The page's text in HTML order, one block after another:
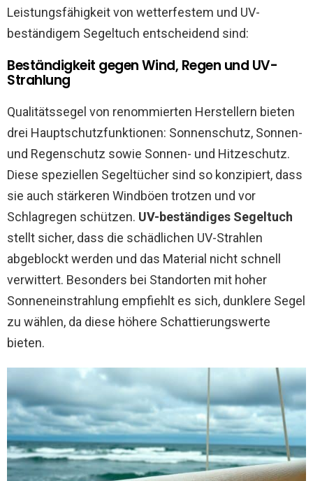
Leistungsfähigkeit von wetterfestem und UV-
beständigem Segeltuch entscheidend sind:
Beständigkeit gegen Wind, Regen und UV-
Strahlung
Qualitätssegel von renommierten Herstellern bieten
drei Hauptschutzfunktionen: Sonnenschutz, Sonnen-
und Regenschutz sowie Sonnen- und Hitzeschutz.
Diese speziellen Segeltücher sind so konzipiert, dass
sie auch stärkeren Windböen trotzen und vor
Schlagregen schützen. UV-beständiges Segeltuch
stellt sicher, dass die schädlichen UV-Strahlen
abgeblockt werden und das Material nicht schnell
verwittert. Besonders bei Standorten mit hoher
Sonneneinstrahlung empfiehlt es sich, dunklere Segel
zu wählen, da diese höhere Schattierungswerte
bieten.